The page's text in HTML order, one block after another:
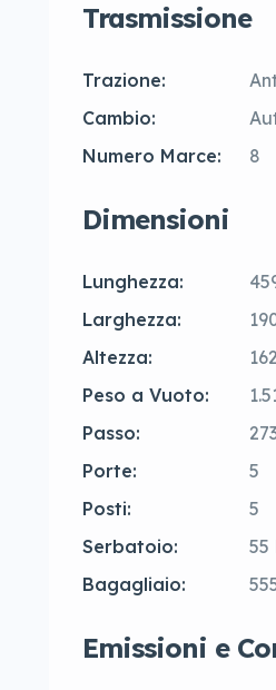
Trasmissione
Trazione:
Cambio:
Numero Marce:
8
Dimensioni
Lunghezza:
Larghezza:
Altezza:
Peso a Vuoto:
Passo:
Porte:
5
Posti:
5
Serbatoio:
55
Bagagliaio:
Emissioni e